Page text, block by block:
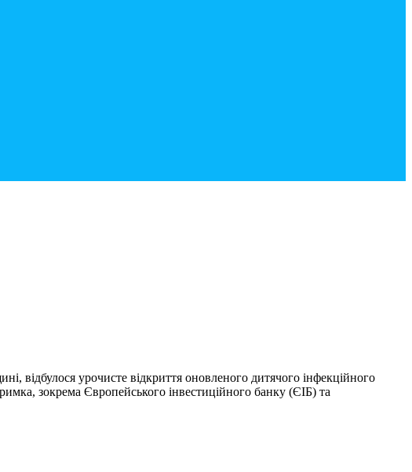
відбулося урочисте відкриття оновленого дитячого інфекційного
зокрема Європейського інвестиційного банку (ЄІБ) та